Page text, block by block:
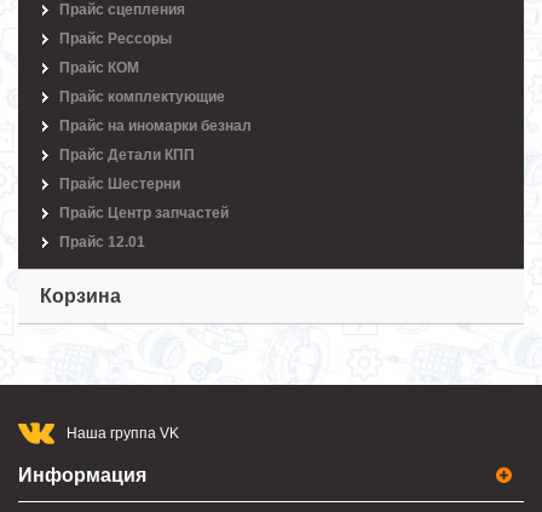
Прайс сцепления
Прайс Рессоры
Прайс КОМ
Прайс комплектующие
Прайс на иномарки безнал
Прайс Детали КПП
Прайс Шестерни
Прайс Центр запчастей
Прайс 12.01
Корзина
Наша группа VK
Информация